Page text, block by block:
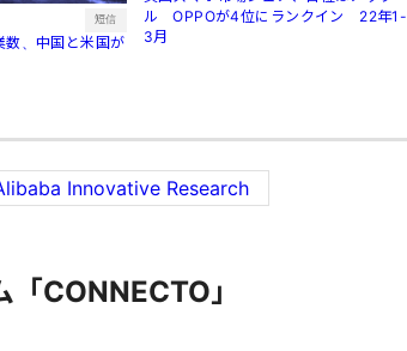
短信
数、中国と米国が
ル OPPOが4位にランクイン 22年1-
3月
Innovative Research
CONNECTO」